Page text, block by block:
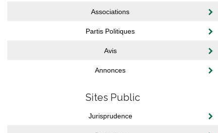
Associations
Partis Politiques
Avis
Annonces
Sites Public
Jurisprudence